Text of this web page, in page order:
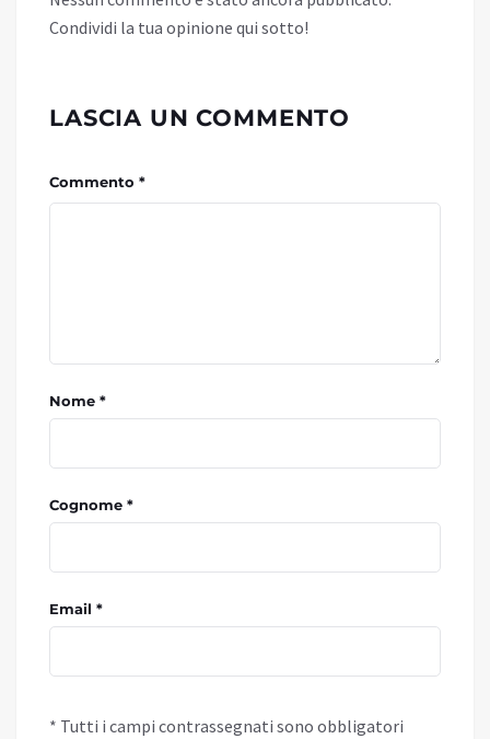
Condividi la tua opinione qui sotto!
LASCIA UN COMMENTO
Commento *
Nome *
Cognome *
Email *
* Tutti i campi contrassegnati sono obbligatori